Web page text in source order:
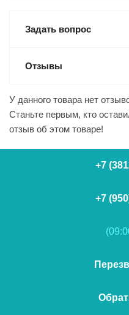
Задать вопрос
Отзывы
У данного товара нет
Станьте первым, кто
отзыв об этом товаре!
+7
+7